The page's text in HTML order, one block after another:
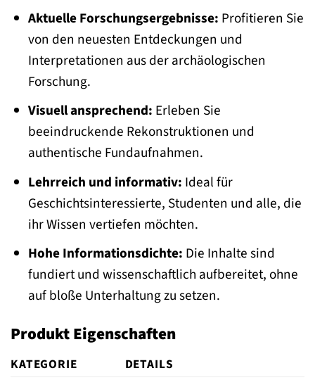
Aktuelle Forschungsergebnisse: Profitieren Sie
von den neuesten Entdeckungen und
Interpretationen aus der archäologischen
Forschung.
Visuell ansprechend: Erleben Sie
beeindruckende Rekonstruktionen und
authentische Fundaufnahmen.
Lehrreich und informativ: Ideal für
Geschichtsinteressierte, Studenten und alle, die
ihr Wissen vertiefen möchten.
Hohe Informationsdichte: Die Inhalte sind
fundiert und wissenschaftlich aufbereitet, ohne
auf bloße Unterhaltung zu setzen.
Produkt Eigenschaften
KATEGORIE
DETAILS